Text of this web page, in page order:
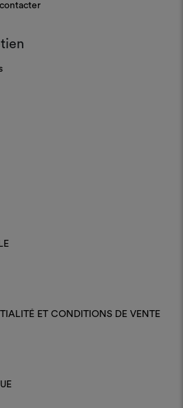
ET CONDITIONS DE VENTE